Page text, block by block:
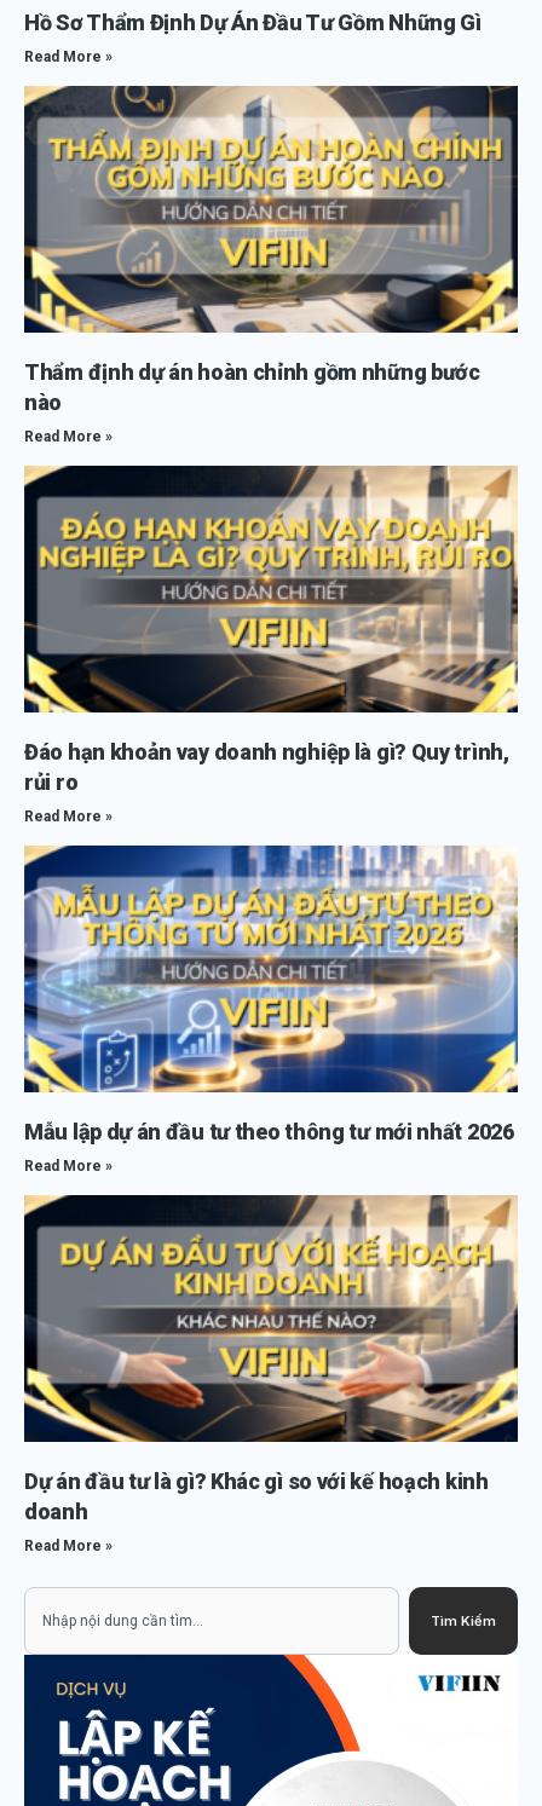
Hồ Sơ Thẩm Định Dự Án Đầu Tư Gồm Những Gì
Read More »
Thẩm định dự án hoàn chỉnh gồm những bước
nào
Read More »
Đáo hạn khoản vay doanh nghiệp là gì? Quy trình,
rủi ro
Read More »
Mẫu lập dự án đầu tư theo thông tư mới nhất 2026
Read More »
Dự án đầu tư là gì? Khác gì so với kế hoạch kinh
doanh
Read More »
Tìm Kiếm